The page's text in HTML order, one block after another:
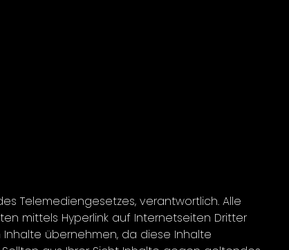
Telemediengesetzes, verantwortlich. Alle
mittels Hyperlink auf Internetseiten Dritter
übernehmen, da diese Inhalte